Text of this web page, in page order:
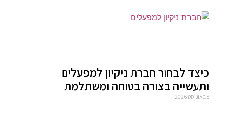
כיצד לבחור חברת ניקיון למפעלים
ותעשייה בצורה בטוחה ומשתלמת
8 באוגוסט 2026